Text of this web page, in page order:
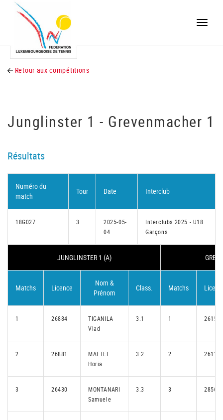
Toggle
Retour aux compétitions
Junglinster 1 - Grevenmacher 1
Résultats
Numéro du
match
Tour Date Interclub
18G027 3
2025-05-
04
Interclubs 2025 - U18
Garçons
JUNGLINSTER 1 (A)
Matchs Licence
Nom &
Prénom
Class. Matchs
1 26884
TIGANILA
Vlad
3.1 1 26150
2 26881
MAFTEI
Horia
3.2 2 26114
3 26430
MONTANARI
Samuele
3.3 3 28566